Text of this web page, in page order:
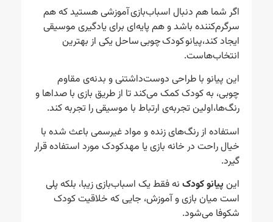
اگر شما هم دنبال اسباب‌بازی آموزشی هستید که هم
سرگرم‌کننده باشد و هم پایه‌ای برای یادگیری موسیقی
ایجاد کند،پیانو کودک چوبی ساحل یکی از بهترین
انتخاب‌هاست.
این پیانو با طراحی دوست‌داشتنی و بدنه‌ی مقاوم
چوبی، به کودک کمک می‌کند تا از طریق بازی با صداها و
رنگ‌ها،اولین تجربه‌ی ارتباط با موسیقی را تجربه کند.
استفاده از رنگ‌های زنده و مواد غیرسمی باعث شده با
خیال راحت در خانه بازی یا مهدکودک مورد استفاده قرار
پیانو کودکنه فقط یک اسباب‌بازی زیبا، بلکه پلی
است میان بازی و آموزش، جایی که خلاقیت کودک
شکوفا می‌شود.